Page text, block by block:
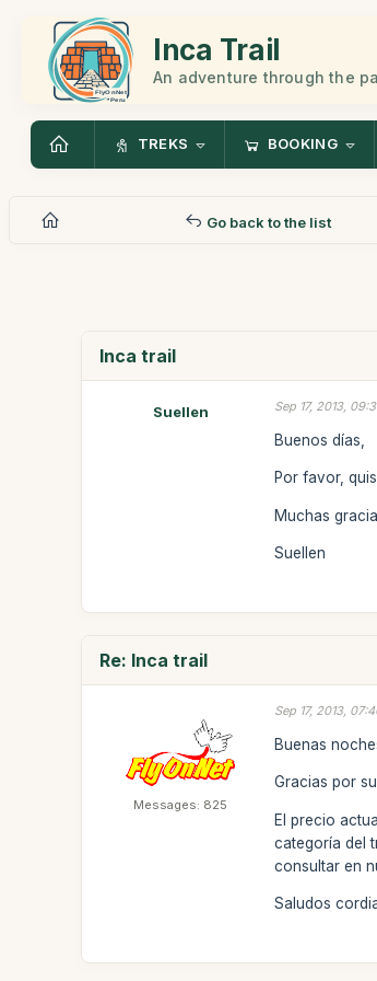
Inca Trail
An adventure through the
TREKS BOOKING
Go back to the list
Inca trail
Suellen Sep 17, 2013,
Buenos días,
Por favor,
Muchas
Suellen
Re: Inca trail
Messages: 825
Sep 17, 2013,
Buenas
Gracias por
El precio
categoría del
consultar en
Saludos